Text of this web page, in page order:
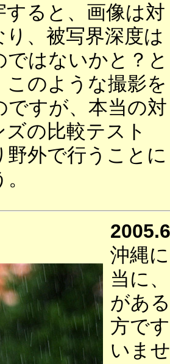
すると、画像は対
、被写界深度は
ではないかと？と
このような撮影を
ですが、本当の対
の比較テスト
野外で行うことに
沖縄
当に
があ
方で
いま